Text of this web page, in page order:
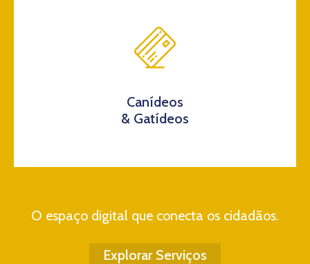
Canídeos
& Gatídeos
O espaço digital que conecta os cidadãos.
Explorar Serviços